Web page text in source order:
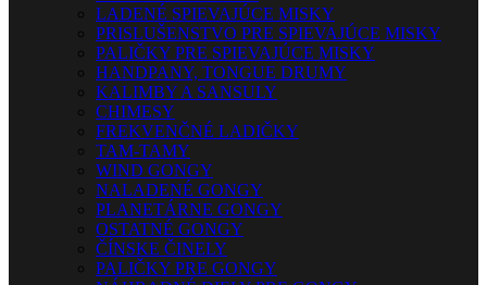
LADENÉ SPIEVAJÚCE MISKY
PRISLUŠENSTVO PRE SPIEVAJÚCE MISKY
PALIČKY PRE SPIEVAJÚCE MISKY
HANDPANY, TONGUE DRUMY
KALIMBY A SANSULY
CHIMESY
FREKVENČNÉ LADIČKY
TAM-TAMY
WIND GONGY
NALADENÉ GONGY
PLANETÁRNE GONGY
OSTATNÉ GONGY
ČÍNSKE ČINELY
PALIČKY PRE GONGY